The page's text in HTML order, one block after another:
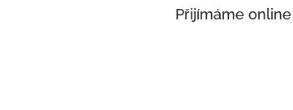
Přijímáme